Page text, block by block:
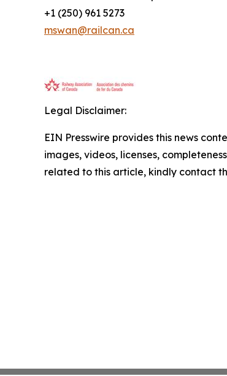
+1 (250) 961 5273
mswan@railcan.ca
Legal Disclaimer:
EIN Presswire provides this news
images, videos, licenses,
related to this article, kindly contact